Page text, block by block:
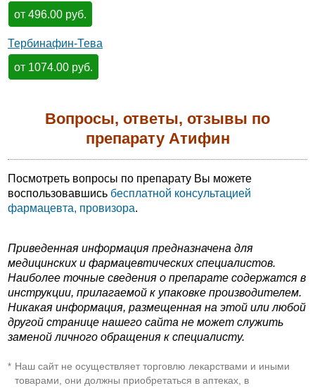
от 496.00 руб.
Тербинафин-Тева
от 1074.00 руб.
Вопросы, ответы, отзывы по
препарату Атифин
Посмотреть вопросы по препарату Вы можете
воспользовавшись бесплатной консультацией
фармацевта, провизора.
Приведенная информация предназначена для
медицинских и фармацевтических специалистов.
Наиболее точные сведения о препарате содержатся в
инструкции, прилагаемой к упаковке производителем.
Никакая информация, размещенная на этой или любой
другой странице нашего сайта не может служить
заменой личного обращения к специалисту.
* Наш сайт не осуществляет торговлю лекарствами и иными
товарами, они должны приобретаться в аптеках, в